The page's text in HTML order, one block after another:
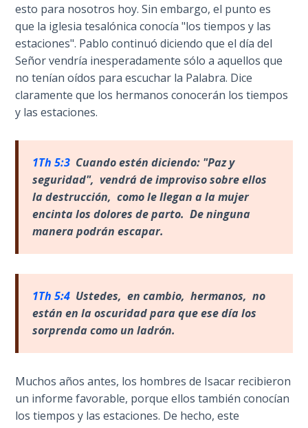
Paul’s
Epistle
To the
Saints
in
Rome
Book
1
Epistle
To the
Saints
in
Rome
2
First
Corinthians
The Epistle
of
Sanctification
First
Corinthians
esto para nosotros hoy. Sin embargo, el punto es
que la iglesia tesalónica conocía "los tiempos y las
estaciones". Pablo continuó diciendo que el día del
Señor vendría inesperadamente sólo a aquellos que
no tenían oídos para escuchar la Palabra. Dice
claramente que los hermanos conocerán los tiempos
y las estaciones.
1Th 5:3 Cuando estén diciendo: "Paz y
seguridad", vendrá de improviso sobre ellos
la destrucción, como le llegan a la mujer
encinta los dolores de parto. De ninguna
manera podrán escapar.
1Th 5:4 Ustedes, en cambio, hermanos, no
están en la oscuridad para que ese día los
sorprenda como un ladrón.
Muchos años antes, los hombres de Isacar recibieron
un informe favorable, porque ellos también conocían
los tiempos y las estaciones. De hecho, este